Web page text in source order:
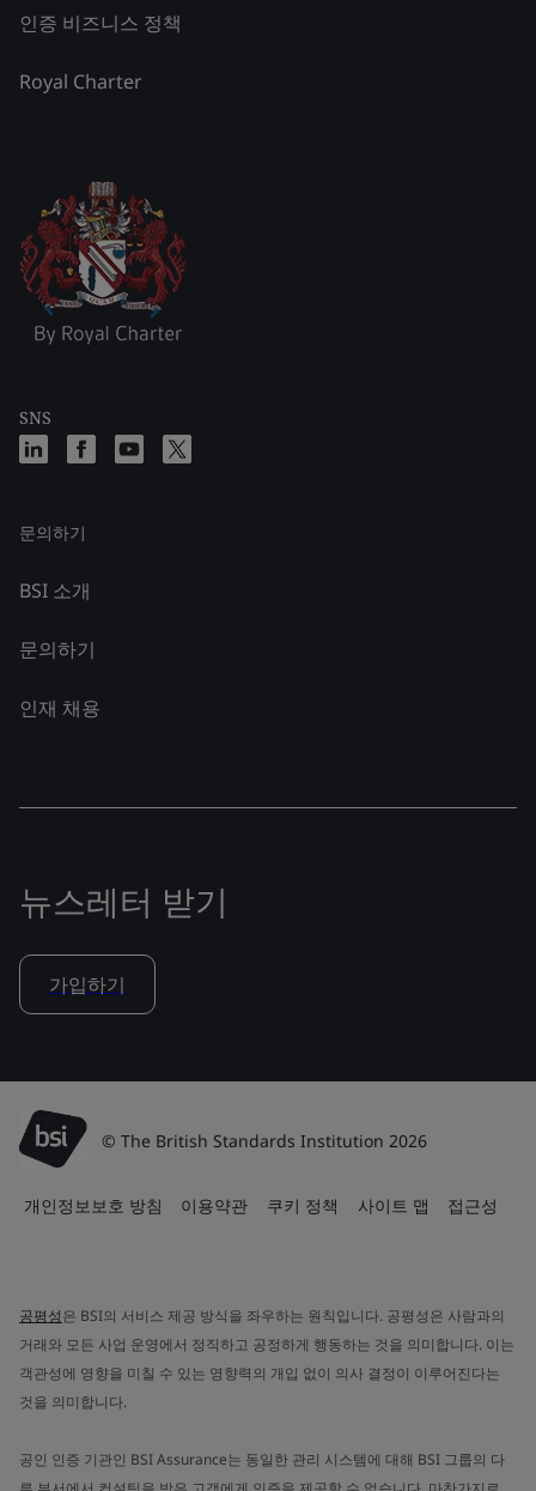
인증 비즈니스 정책
Royal Charter
SNS
문의하기
BSI 소개
문의하기
인재 채용
뉴스레터 받기
가입하기
© The British Standards Institution 2026
개인정보보호 방침 이용약관 쿠키 정책 사이트 맵 접근성
공평성은 BSI의 서비스 제공 방식을 좌우하는 원칙입니다. 공평성은 사람과의
거래와 모든 사업 운영에서 정직하고 공정하게 행동하는 것을 의미합니다. 이는
객관성에 영향을 미칠 수 있는 영향력의 개입 없이 의사 결정이 이루어진다는
것을 의미합니다.
공인 인증 기관인 BSI Assurance는 동일한 관리 시스템에 대해 BSI 그룹의 다